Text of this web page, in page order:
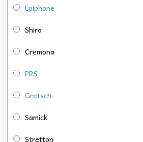
Epiphone
Shiro
Cremona
PRS
Gretsch
Samick
Stretton